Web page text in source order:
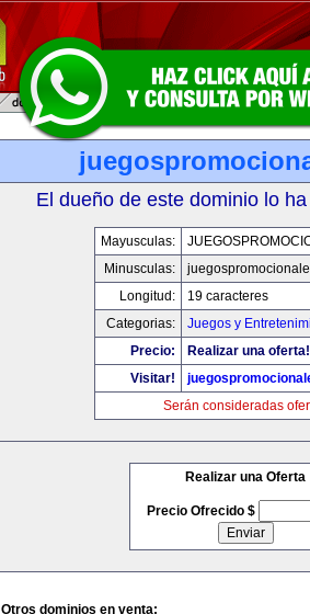
El dueño de este dominio lo
Mayusculas:
Minusculas:
Longitud:
19 caracteres
Categorias:
Juegos y
Precio:
Realizar una oferta!
Visitar!
Serán consideradas
Realizar una Oferta
Precio Ofrecido $
Otros dominios en venta: